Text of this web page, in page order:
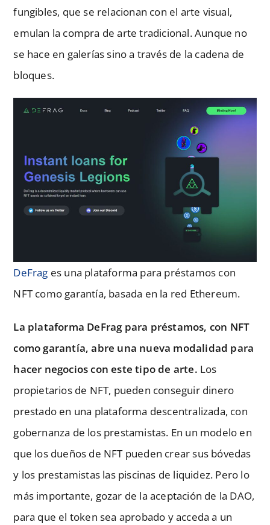
fungibles, que se relacionan con el arte visual,
emulan la compra de arte tradicional. Aunque no
se hace en galerías sino a través de la cadena de
bloques.
DeFrag es una plataforma para préstamos con
NFT como garantía, basada en la red Ethereum.
La plataforma DeFrag para préstamos, con NFT
como garantía, abre una nueva modalidad para
hacer negocios con este tipo de arte. Los
propietarios de NFT, pueden conseguir dinero
prestado en una plataforma descentralizada, con
gobernanza de los prestamistas. En un modelo en
que los dueños de NFT pueden crear sus bóvedas
y los prestamistas las piscinas de liquidez. Pero lo
más importante, gozar de la aceptación de la DAO,
para que el token sea aprobado y acceda a un